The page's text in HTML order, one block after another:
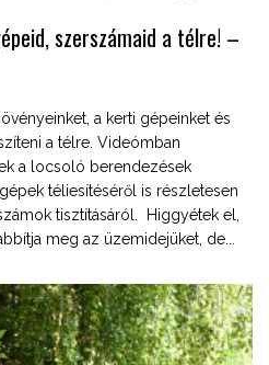
szerszámaid a télre! –
a kerti gépeinket és
a télre. Videómban
a locsoló berendezések
téliesítéséről is részletesen
tisztításáról. Higgyétek el,
meg az üzemidejüket, de...